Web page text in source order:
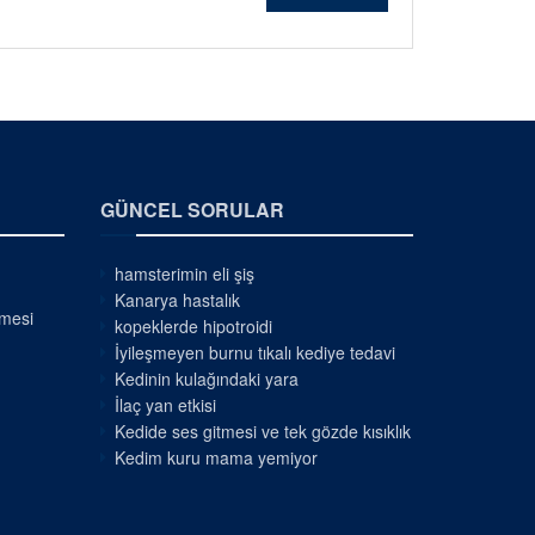
GÜNCEL SORULAR
hamsterimin eli şiş
Kanarya hastalık
kopeklerde hipotroidi
İyileşmeyen burnu tıkalı kediye tedavi
Kedinin kulağındaki yara
İlaç yan etkisi
Kedide ses gitmesi ve tek gözde kısıklık
Kedim kuru mama yemiyor